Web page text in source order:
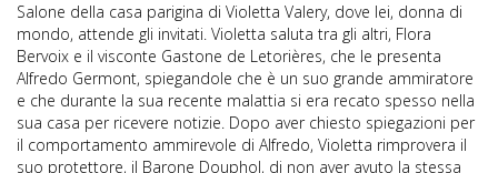
Salone della casa parigina di Violetta Valery, dove lei, donna di
mondo, attende gli invitati. Violetta saluta tra gli altri, Flora
Bervoix e il visconte Gastone de Letorières, che le presenta
Alfredo Germont, spiegandole che è un suo grande ammiratore
e che durante la sua recente malattia si era recato spesso nella
sua casa per ricevere notizie. Dopo aver chiesto spiegazioni per
il comportamento ammirevole di Alfredo, Violetta rimprovera il
suo protettore, il Barone Douphol, di non aver avuto la stessa